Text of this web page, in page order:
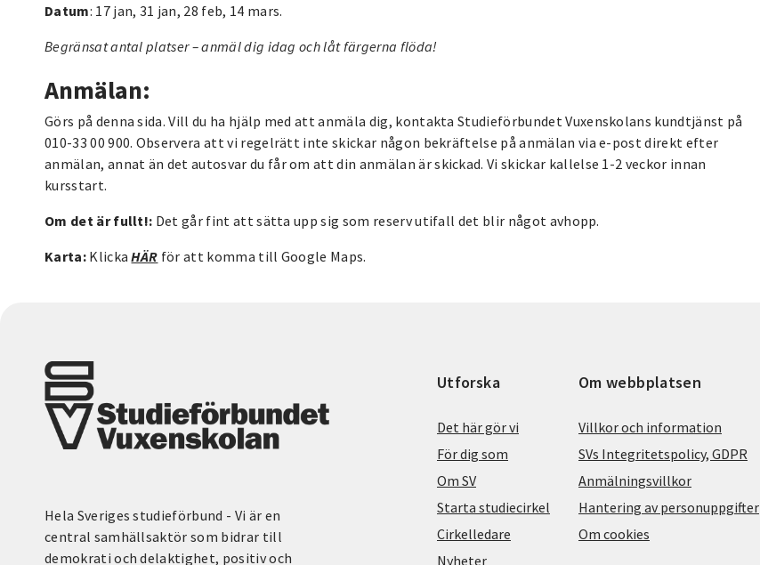
Datum: 17 jan, 31 jan, 28 feb, 14 mars.
Begränsat antal platser – anmäl dig idag och låt färgerna flöda!
Anmälan:
Görs på denna sida. Vill du ha hjälp med att anmäla dig, kontakta Studieförbundet Vuxenskolans kundtjänst på
010-33 00 900. Observera att vi regelrätt inte skickar någon bekräftelse på anmälan via e-post direkt efter
anmälan, annat än det autosvar du får om att din anmälan är skickad. Vi skickar kallelse 1-2 veckor innan
kursstart.
Om det är fullt!: Det går fint att sätta upp sig som reserv utifall det blir något avhopp.
Karta:KlickaHÄR för att komma till Google Maps.
Hela Sveriges studieförbund - Vi är en
central samhällsaktör som bidrar till
demokrati och delaktighet, positiv och
Utforska
Det här gör vi
För dig som
Om SV
Starta studiecirkel
Cirkelledare
Nyheter
Om webbplatsen
Villkor och information
SVs Integritetspolicy, GDPR
Anmälningsvillkor
Hantering av personuppgifter
Om cookies